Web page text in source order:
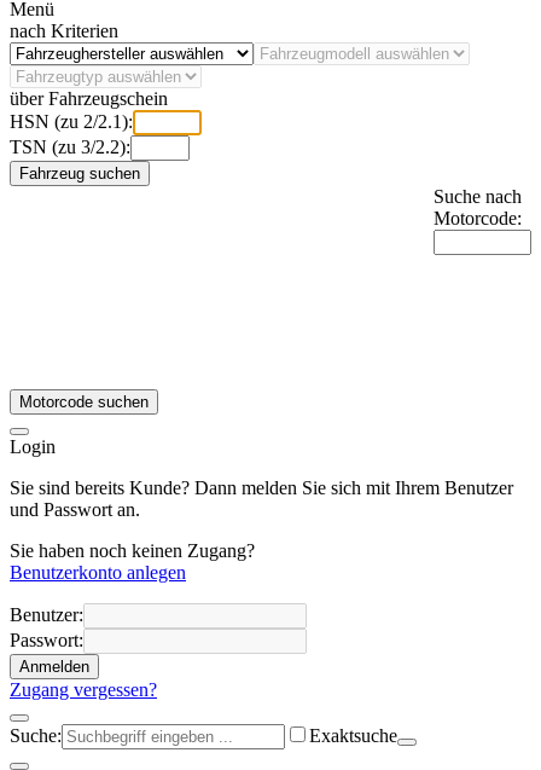
Menü
nach Kriterien
über Fahrzeugschein
HSN (zu 2/2.1):
TSN (zu 3/2.2):
Fahrzeug suchen
Suche nach
Motorcode:
Motorcode suchen
Login
Sie sind bereits Kunde? Dann melden Sie sich mit Ihrem Benutzer
und Passwort an.
Sie haben noch keinen Zugang?
Benutzerkonto anlegen
Benutzer:
Passwort:
Anmelden
Zugang vergessen?
Suche: Exaktsuche